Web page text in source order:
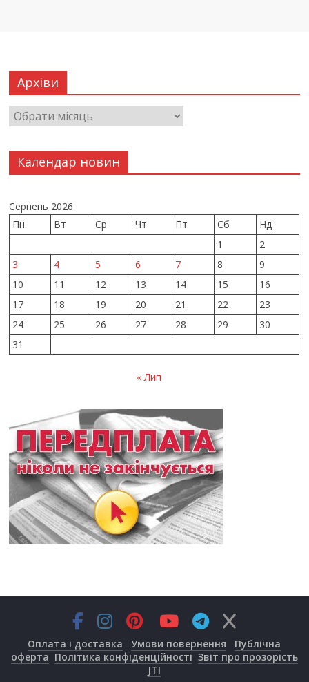
Архіви
Календар новин
Серпень 2026
Пн
Вт Ср Чт Пт Сб
Нд
1
2
3
4 5 6 7 8
9
10
11 12 13 14 15
16
17
18 19 20 21 22
23
24
25 26 27 28 29
30
31
« Лип
Оплата і доставка Умови повернення
Публічна
оферта Політика конфіденційності Звіт про прозорість
JTI